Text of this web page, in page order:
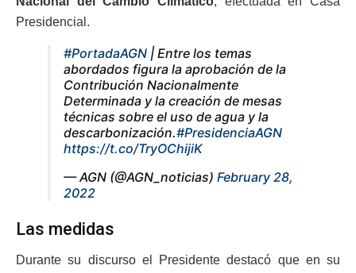
Presidencial.
#PortadaAGN | Entre los temas
abordados figura la aprobación de la
Contribución Nacionalmente
Determinada y la creación de mesas
técnicas sobre el uso de agua y la
descarbonización.#PresidenciaAGN
https://t.co/TryOChijiK
— AGN (@AGN_noticias) February 28,
2022
Las medidas
Durante su discurso el Presidente destacó que en su